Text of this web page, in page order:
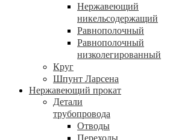
Нержавеющий
никельсодержащий
Равнополочный
Равнополочный
низколегированный
Круг
Шпунт Ларсена
Нержавеющий прокат
Детали
трубопровода
Отводы
Переходы